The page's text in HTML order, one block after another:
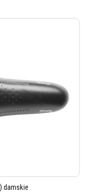
damskie